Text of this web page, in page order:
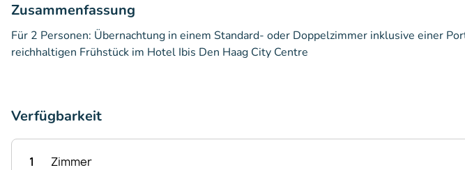
Zusammenfassung
Für 2 Personen: Übernachtung in einem Standard- oder Doppelzimmer inklusive einer
reichhaltigen Frühstück im Hotel Ibis Den Haag City Centre
Verfügbarkeit
1 Zimmer